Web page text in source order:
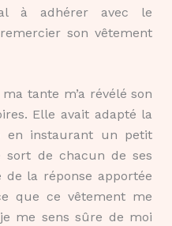
à adhérer avec le
son vêtement
tante m’a révélé son
Elle avait adapté la
en instaurant un petit
de chacun de ses
la réponse apportée
que ce vêtement me
me sens sûre de moi